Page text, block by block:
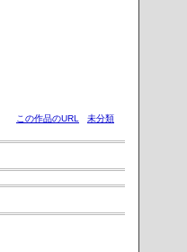
この作品のURL 未分類